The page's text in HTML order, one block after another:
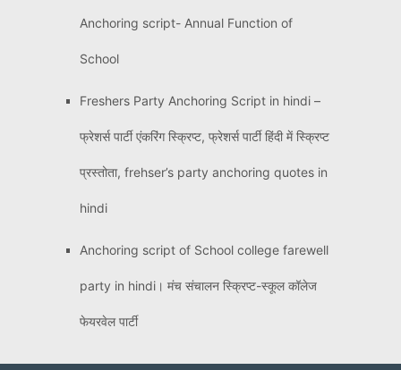
Anchoring script- Annual Function of
School
Freshers Party Anchoring Script in hindi –
फ्रेशर्स पार्टी एंकरिंग स्क्रिप्ट, फ्रेशर्स पार्टी हिंदी में स्क्रिप्ट
प्रस्तोता, frehser’s party anchoring quotes in
hindi
Anchoring script of School college farewell
party in hindi। मंच संचालन स्क्रिप्ट-स्कूल कॉलेज
फेयरवेल पार्टी